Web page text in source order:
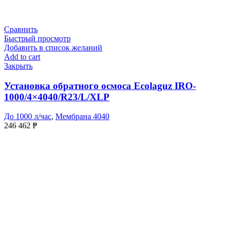
Сравнить
Быстрый просмотр
Добавить в список желаний
Add to cart
Закрыть
Установка обратного осмоса Ecolaguz IRO-
1000/4×4040/R23/L/XLP
До 1000 л/час, Мембрана 4040
246 462 ₱